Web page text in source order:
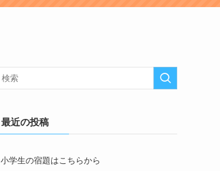
最近の投稿
小学生の宿題はこちらから